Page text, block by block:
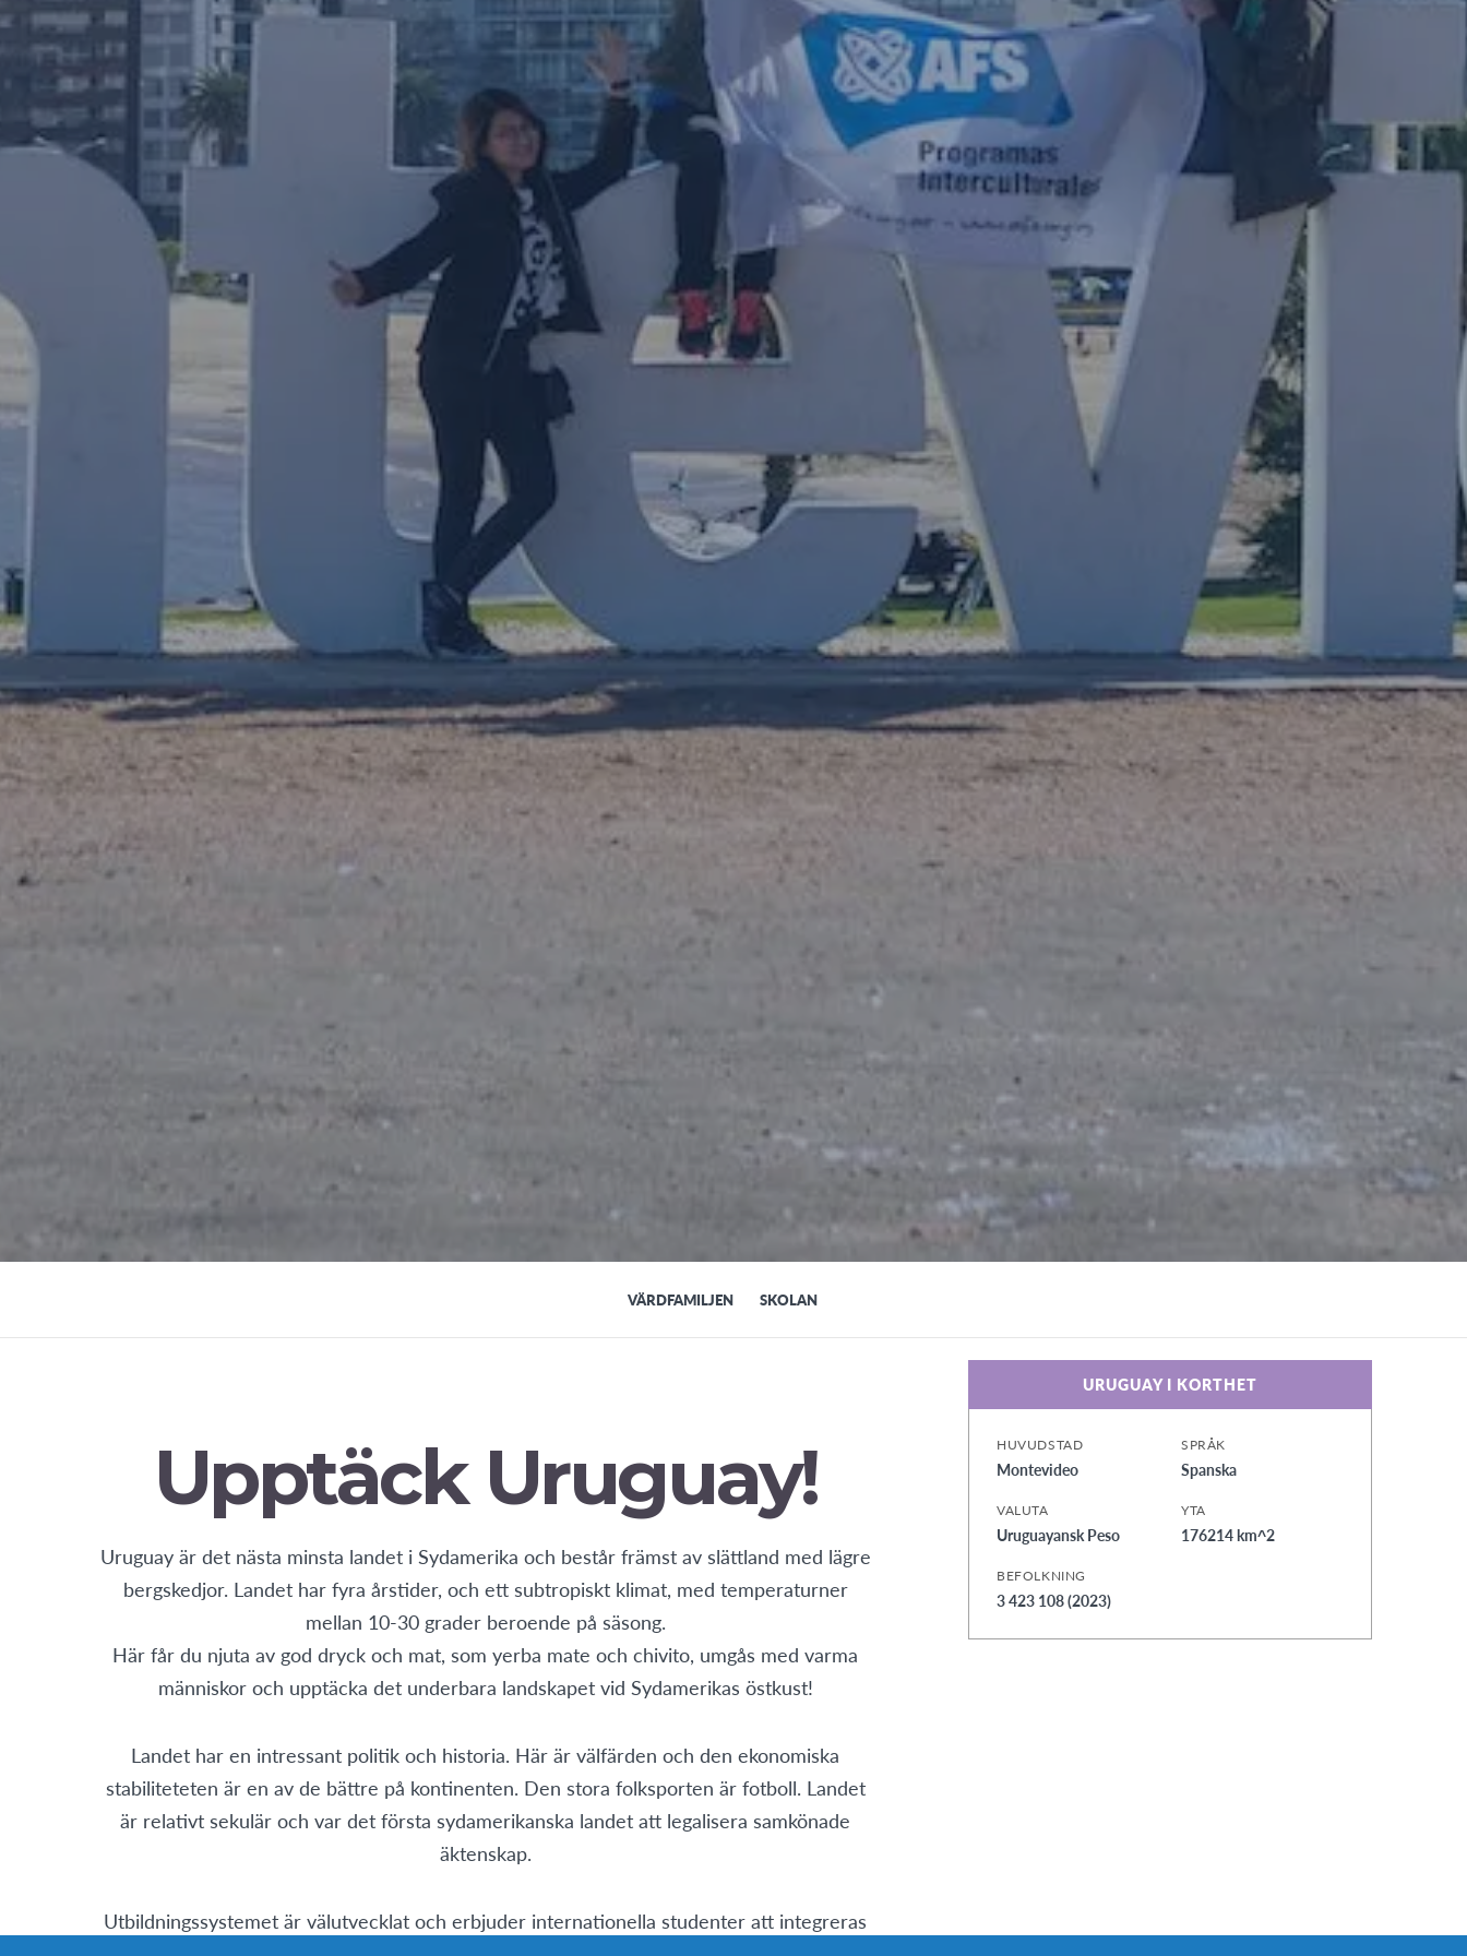
VÄRDFAMILJEN SKOLAN
URUGUAY I KORTHET
HUVUDSTAD
Montevideo
SPRÅK
Spanska
VALUTA
Uruguayansk Peso
YTA
176214 km^2
BEFOLKNING
3 423 108 (2023)
Upptäck Uruguay!
Uruguay är det nästa minsta landet i Sydamerika och består främst av slättland med lägre
bergskedjor. Landet har fyra årstider, och ett subtropiskt klimat, med temperaturner
mellan 10-30 grader beroende på säsong.
Här får du njuta av god dryck och mat, som yerba mate och chivito, umgås med varma
människor och upptäcka det underbara landskapet vid Sydamerikas östkust!
Landet har en intressant politik och historia. Här är välfärden och den ekonomiska
stabiliteteten är en av de bättre på kontinenten. Den stora folksporten är fotboll. Landet
är relativt sekulär och var det första sydamerikanska landet att legalisera samkönade
äktenskap.
Utbildningssystemet är välutvecklat och erbjuder internationella studenter att integreras